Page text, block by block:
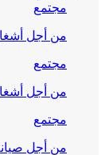
مجتمع
من أجل
مجتمع
من أجل
مجتمع
من أجل